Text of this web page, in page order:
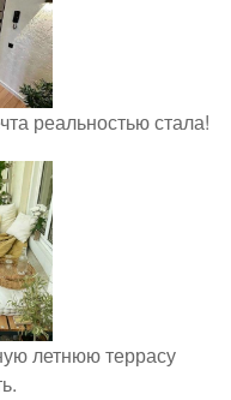
реальностью стала!
летнюю террасу